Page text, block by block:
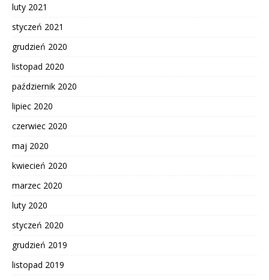
luty 2021
styczeń 2021
grudzień 2020
listopad 2020
październik 2020
lipiec 2020
czerwiec 2020
maj 2020
kwiecień 2020
marzec 2020
luty 2020
styczeń 2020
grudzień 2019
listopad 2019